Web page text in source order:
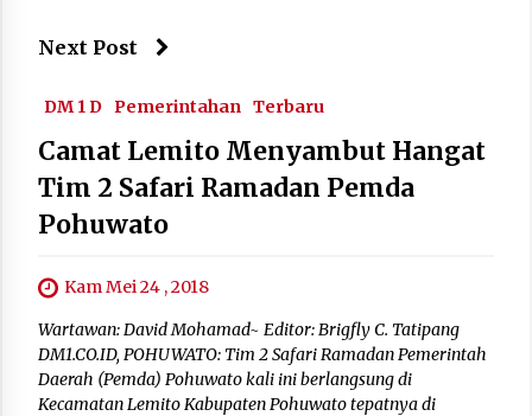
Next Post
DM 1 D Pemerintahan Terbaru
Camat Lemito Menyambut Hangat
Tim 2 Safari Ramadan Pemda
Pohuwato
Kam Mei 24 , 2018
Wartawan: David Mohamad~ Editor: Brigfly C. Tatipang
DM1.CO.ID, POHUWATO: Tim 2 Safari Ramadan Pemerintah
Daerah (Pemda) Pohuwato kali ini berlangsung di
Kecamatan Lemito Kabupaten Pohuwato tepatnya di